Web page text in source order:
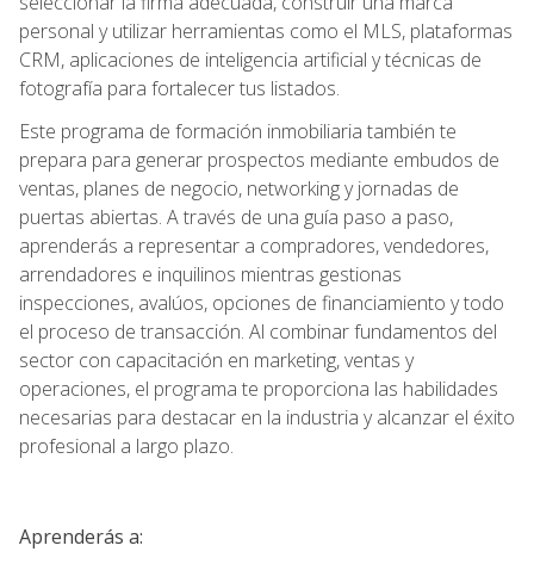
personal y utilizar herramientas como el MLS, plataformas
CRM, aplicaciones de inteligencia artificial y técnicas de
fotografía para fortalecer tus listados.
Este programa de formación inmobiliaria también te
prepara para generar prospectos mediante embudos de
ventas, planes de negocio, networking y jornadas de
puertas abiertas. A través de una guía paso a paso,
aprenderás a representar a compradores, vendedores,
arrendadores e inquilinos mientras gestionas
inspecciones, avalúos, opciones de financiamiento y todo
el proceso de transacción. Al combinar fundamentos del
sector con capacitación en marketing, ventas y
operaciones, el programa te proporciona las habilidades
necesarias para destacar en la industria y alcanzar el éxito
profesional a largo plazo.
Aprenderás a: